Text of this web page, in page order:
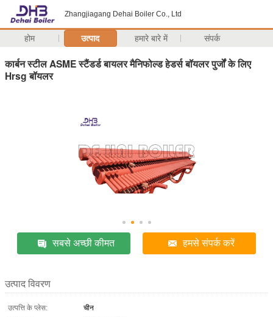
Zhangjiagang Dehai Boiler Co., Ltd
होम उत्पाद हमारे बारे में संपर्क
कार्बन स्टील ASME स्टैंडर्ड बायलर मैनिफोल्ड हेडर्स बॉयलर पुर्जों के लिए
Hrsg बॉयलर
सबसे अच्छी कीमत हमसे संपर्क करें
उत्पाद विवरण
उत्पत्ति के प्लेस:
चीन